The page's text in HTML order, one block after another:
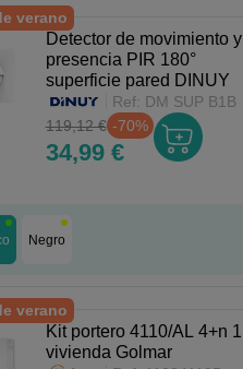
verano
Detector de movimiento y
presencia PIR 180°
superficie pared DINUY
Ref: DM SUP B1B
119,12 € -70%
34,99 €
Negro
verano
Kit portero 4110/AL 4+n 1
vivienda Golmar